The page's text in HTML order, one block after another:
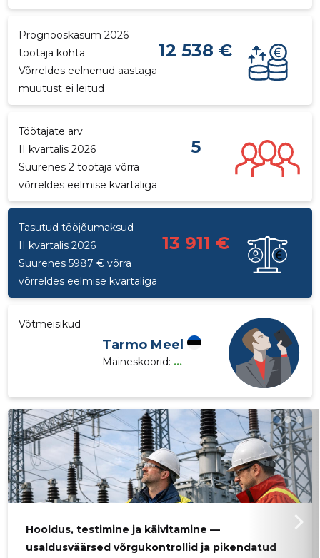
Prognooskasum 2026
töötaja kohta
12 538 €
Võrreldes eelnenud aastaga
muutust ei leitud
Töötajate arv
II kvartalis 2026
5
Suurenes 2 töötaja võrra
võrreldes eelmise kvartaliga
Tasutud tööjõumaksud
II kvartalis 2026
13 911 €
Suurenes 5987 € võrra
võrreldes eelmise kvartaliga
Võtmeisikud
Tarmo Meel
Maineskoorid: ...
Hooldus, testimine ja käivitamine —
usaldusväärsed võrgukontrollid ja pikendatud